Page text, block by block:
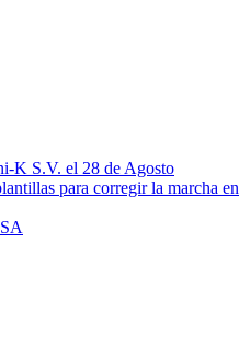
K S.V. el 28 de Agosto
para corregir la marcha